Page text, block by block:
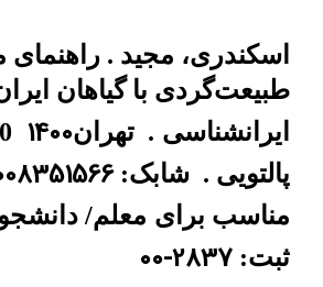
اسکندری، مجید . راهنمای
طبیعت‌گردی با گیاهان ایران .
ایرانشناسی . تهران1400470ص.
پالتویی . شابک:
مناسب برای معلم/
ثبت:00-2837